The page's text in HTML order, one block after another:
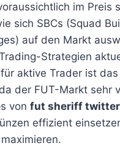
im Preis
sich SBCs (Squad
auf den Markt
Strategien
aktive Trader ist
der FUT-Markt sehr
von fut sheriff twitter
effizient